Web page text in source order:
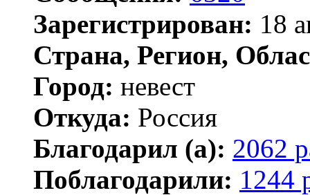
Зарегистрирован: 18
Страна, Регион,
Город: невест
Откуда: Россия
Благодарил (а): 2062
Поблагодарили: 1244